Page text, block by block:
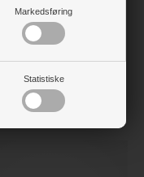
Markedsføring
Statistiske i